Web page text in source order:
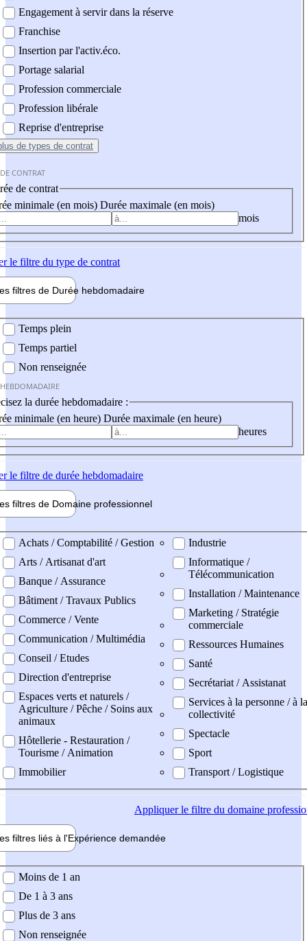
Engagement à servir dans la réserve
Franchise
Insertion par l'activ.éco.
Portage salarial
Profession commerciale
Profession libérale
Reprise d'entreprise
de types de contrat
CONTRAT
de contrat
minimale (en mois) Durée maximale (en mois)
mois
le filtre du type de contrat
filtres de Durée hebdomadaire
Temps plein
Temps partiel
Non renseignée
la durée hebdomadaire :
minimale (en heure) Durée maximale (en heure)
heures
le filtre de durée hebdomadaire
filtres de Domaine professionnel
professionel
Achats / Comptabilité / Gestion
Arts / Artisanat d'art
Banque / Assurance
Bâtiment / Travaux Publics
Commerce / Vente
Communication / Multimédia
Conseil / Etudes
Direction d'entreprise
Espaces verts et naturels /
Agriculture / Pêche / Soins aux
animaux
Hôtellerie - Restauration /
Tourisme / Animation
Immobilier
Industrie
Informatique /
Télécommunication
Installation / Maintenance
Marketing / Stratégie
commerciale
Ressources Humaines
Santé
Secrétariat / Assistanat
Services à la personne / à la
collectivité
Spectacle
Sport
Transport / Logistique
Appliquerle filtre du domaine
filtres liés à l'Expérience demandée
demandée
Moins de 1 an
De 1 à 3 ans
Plus de 3 ans
Non renseignée